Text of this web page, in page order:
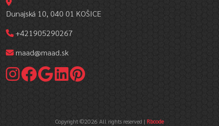
Dunajská 10, 040 01 KOŠICE
+421905290267
maad@maad.sk
Copyright ©2026 All rights reserved | Rbcode